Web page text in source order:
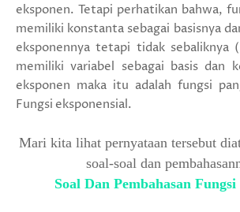
eksponen. Tetapi perhatikan bahwa,
memiliki konstanta sebagai basisnya
eksponennya tetapi tidak sebaliknya
memiliki variabel sebagai basis dan
eksponen maka itu adalah fungsi
Fungsi eksponensial.
Mari kita lihat pernyataan tersebut
soal-soal dan
Soal Dan Pembahasan